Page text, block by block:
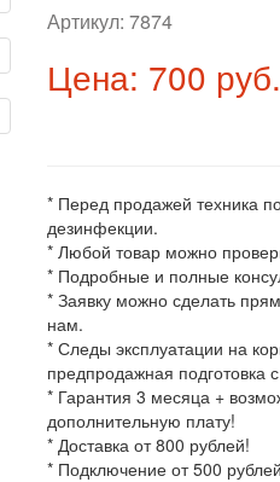
Артикул:7874
Цена: 700 руб.
* Перед продажей техника
дезинфекции.
* Любой товар можно
* Подробные и полные
* Заявку можно сделать
нам.
* Следы эксплуатации на
предпродажная подготовка
* Гарантия 3 месяца +
дополнительную плату!
* Доставка от 800 рублей!
* Подключение от 500